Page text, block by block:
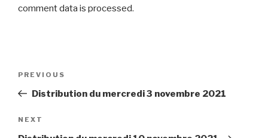
comment data is processed.
Previous
Post
PREVIOUS
Distribution du mercredi 3 novembre 2021
Next
Post
NEXT